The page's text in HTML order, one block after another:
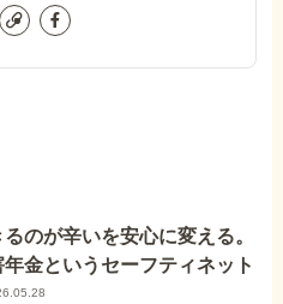
のが辛いを安心に変える。
年金というセーフティネット